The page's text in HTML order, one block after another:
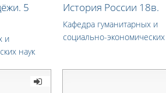
5
и
наук
История России 18в.
Кафедра гуманитарных и
социально-экономических